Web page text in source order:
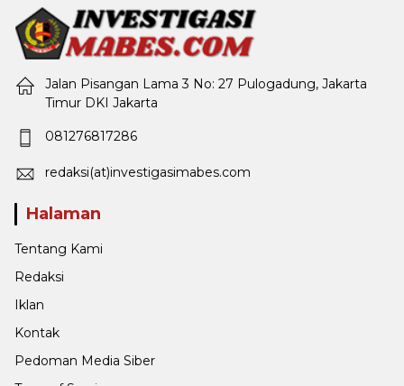
Jalan Pisangan Lama 3 No: 27 Pulogadung, Jakarta
Timur DKI Jakarta
081276817286
redaksi(at)investigasimabes.com
Halaman
Tentang Kami
Redaksi
Iklan
Kontak
Pedoman Media Siber